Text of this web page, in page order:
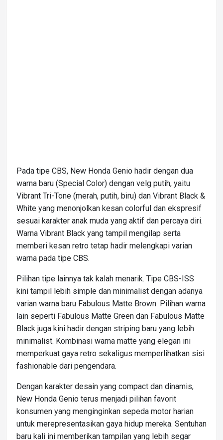
Pada tipe CBS, New Honda Genio hadir dengan dua
warna baru (Special Color) dengan velg putih, yaitu
Vibrant Tri-Tone (merah, putih, biru) dan Vibrant Black &
White yang menonjolkan kesan colorful dan ekspresif
sesuai karakter anak muda yang aktif dan percaya diri.
Warna Vibrant Black yang tampil mengilap serta
memberi kesan retro tetap hadir melengkapi varian
warna pada tipe CBS.
Pilihan tipe lainnya tak kalah menarik. Tipe CBS-ISS
kini tampil lebih simple dan minimalist dengan adanya
varian warna baru Fabulous Matte Brown. Pilihan warna
lain seperti Fabulous Matte Green dan Fabulous Matte
Black juga kini hadir dengan striping baru yang lebih
minimalist. Kombinasi warna matte yang elegan ini
memperkuat gaya retro sekaligus memperlihatkan sisi
fashionable dari pengendara.
Dengan karakter desain yang compact dan dinamis,
New Honda Genio terus menjadi pilihan favorit
konsumen yang menginginkan sepeda motor harian
untuk merepresentasikan gaya hidup mereka. Sentuhan
baru kali ini memberikan tampilan yang lebih segar